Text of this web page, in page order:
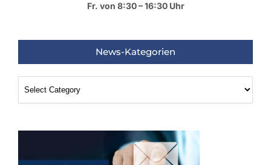
Fr. von 8:30 – 16:30 Uhr
News-Kategorien
News-
Kategorien